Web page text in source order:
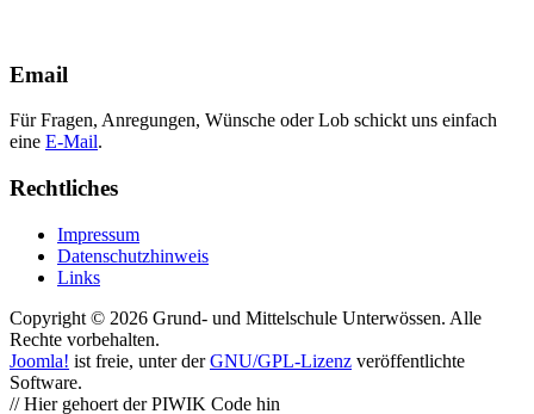
Email
Für Fragen, Anregungen, Wünsche oder Lob schickt uns einfach
eine E-Mail.
Rechtliches
Impressum
Datenschutzhinweis
Links
Copyright © 2026 Grund- und Mittelschule Unterwössen. Alle
Rechte vorbehalten.
Joomla! ist freie, unter derGNU/GPL-Lizenz veröffentlichte
Software.
// Hier gehoert der PIWIK Code hin